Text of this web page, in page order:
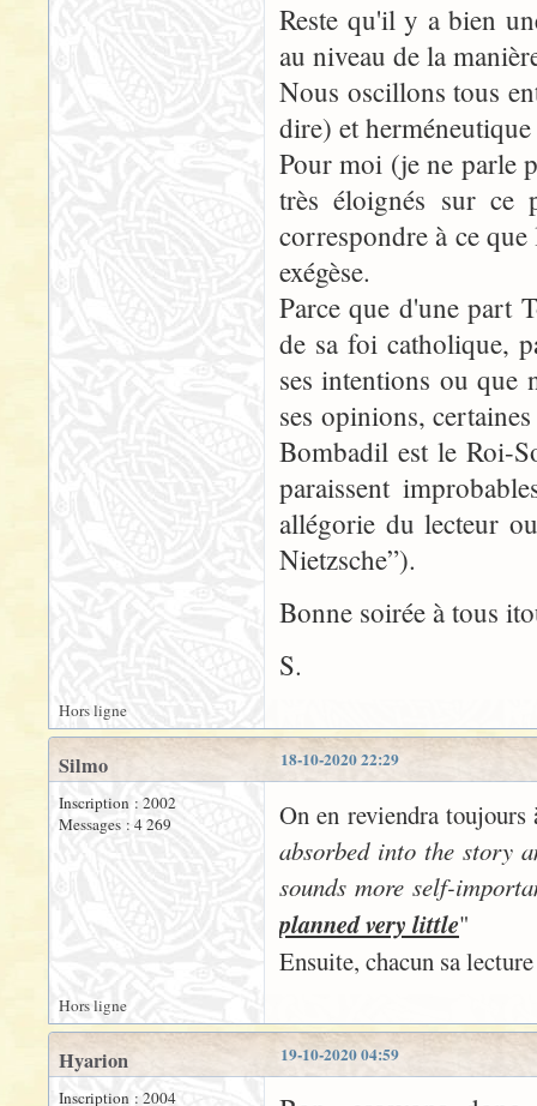
Reste qu'il y a bien
au niveau de la
Nous oscillons tous
dire) et
Pour moi (je ne parle
très éloignés sur ce
correspondre à ce
exégèse.
Parce que d'une part
de sa foi catholique,
ses intentions ou que
ses opinions,
Bombadil est le Roi-
paraissent
allégorie du lecteur
Nietzsche”).
Bonne soirée à tous
S.
Hors ligne
18-10-2020 22:29
Silmo
Inscription : 2002
Messages : 4 269
On en reviendra
absorbed into the story
sounds more self-
planned very little"
Ensuite, chacun sa lecture
Hors ligne
19-10-2020 04:59
Hyarion
Inscription : 2004